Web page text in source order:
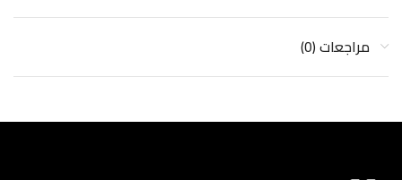
مراجعات (0)